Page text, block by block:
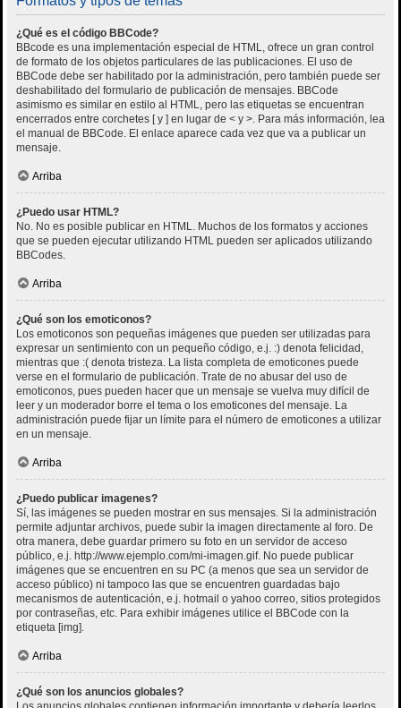
¿Qué es el código BBCode?
BBcode es una implementación especial de HTML, ofrece un gran control
de formato de los objetos particulares de las publicaciones. El uso de
BBCode debe ser habilitado por la administración, pero también puede ser
deshabilitado del formulario de publicación de mensajes. BBCode
asimismo es similar en estilo al HTML, pero las etiquetas se encuentran
encerrados entre corchetes [ y ] en lugar de < y >. Para más información, lea
el manual de BBCode. El enlace aparece cada vez que va a publicar un
mensaje.
Arriba
¿Puedo usar HTML?
No. No es posible publicar en HTML. Muchos de los formatos y acciones
que se pueden ejecutar utilizando HTML pueden ser aplicados utilizando
BBCodes.
Arriba
¿Qué son los emoticonos?
Los emoticonos son pequeñas imágenes que pueden ser utilizadas para
expresar un sentimiento con un pequeño código, e.j. :) denota felicidad,
mientras que :( denota tristeza. La lista completa de emoticones puede
verse en el formulario de publicación. Trate de no abusar del uso de
emoticonos, pues pueden hacer que un mensaje se vuelva muy difícil de
leer y un moderador borre el tema o los emoticones del mensaje. La
administración puede fijar un límite para el número de emoticones a utilizar
en un mensaje.
Arriba
¿Puedo publicar imagenes?
Sí, las imágenes se pueden mostrar en sus mensajes. Si la administración
permite adjuntar archivos, puede subir la imagen directamente al foro. De
otra manera, debe guardar primero su foto en un servidor de acceso
público, e.j. http://www.ejemplo.com/mi-imagen.gif. No puede publicar
imágenes que se encuentren en su PC (a menos que sea un servidor de
acceso público) ni tampoco las que se encuentren guardadas bajo
mecanismos de autenticación, e.j. hotmail o yahoo correo, sitios protegidos
por contraseñas, etc. Para exhibir imágenes utilice el BBCode con la
etiqueta [img].
Arriba
¿Qué son los anuncios globales?